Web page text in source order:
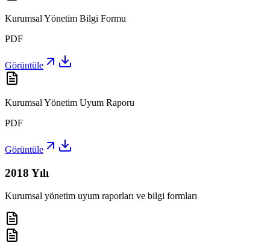
Kurumsal Yönetim Bilgi Formu
PDF
Görüntüle
Kurumsal Yönetim Uyum Raporu
PDF
Görüntüle
2018 Yılı
Kurumsal yönetim uyum raporları ve bilgi formları